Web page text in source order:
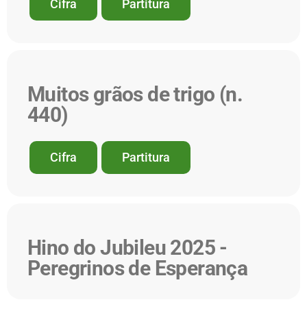
Cifra Partitura
Muitos grãos de trigo (n.
440)
Cifra Partitura
Hino do Jubileu 2025 -
Peregrinos de Esperança